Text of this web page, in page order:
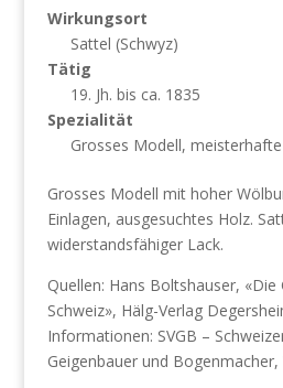
Wirkungsort
Sattel (Schwyz)
Tätig
19. Jh. bis ca. 1835
Spezialität
Grosses Modell,
Grosses Modell mit hoher
Einlagen, ausgesuchtes Holz.
widerstandsfähiger Lack.
Quellen: Hans Boltshauser, «Die
Schweiz», Hälg-Verlag
Informationen: SVGB –
Geigenbauer und Bogenmacher,